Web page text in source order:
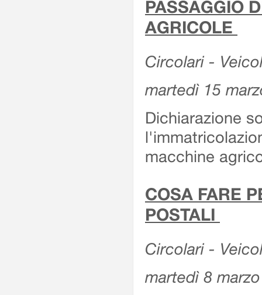
PASSAGGIO
AGRICOLE
Circolari -
martedì 15
Dichiarazione
macchine
COSA FARE
POSTALI
Circolari -
martedì 8